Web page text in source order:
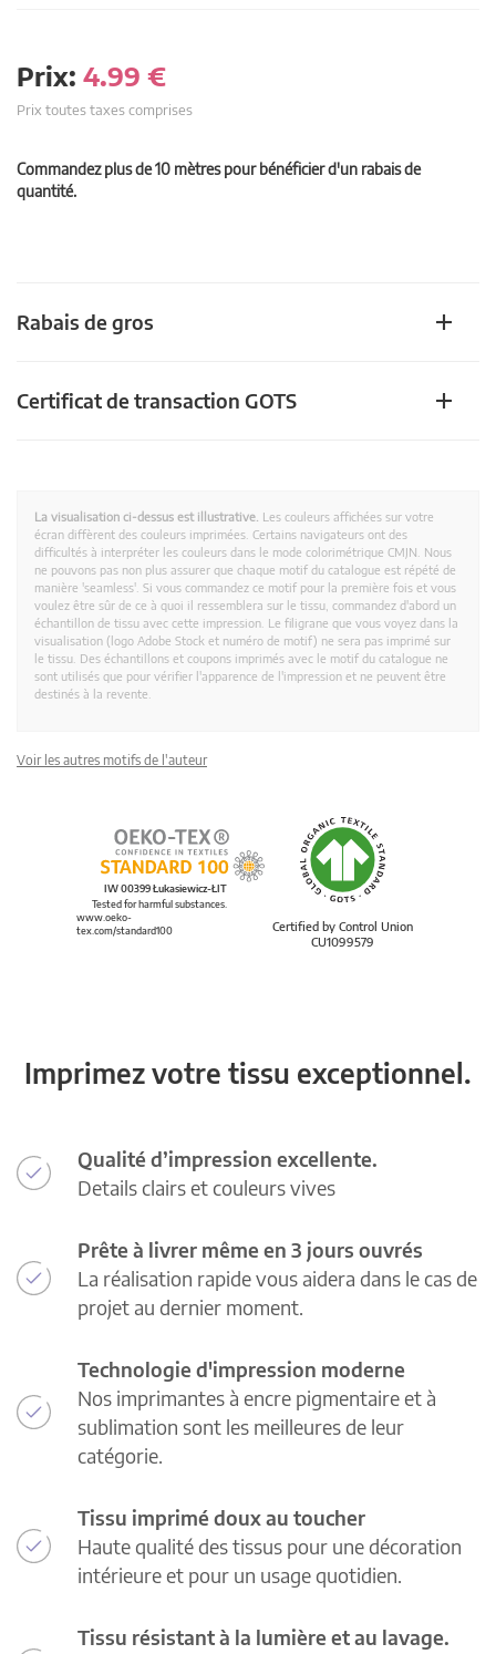
Prix: 4.99 €
Prix toutes taxes comprises
Commandez plus de 10 mètres pour bénéficier d'un rabais de
quantité.
Rabais de gros
Certificat de transaction GOTS
La visualisation ci-dessus est illustrative. Les couleurs affichées sur votre
écran diffèrent des couleurs imprimées. Certains navigateurs ont des
difficultés à interpréter les couleurs dans le mode colorimétrique CMJN. Nous
ne pouvons pas non plus assurer que chaque motif du catalogue est répété de
manière 'seamless'. Si vous commandez ce motif pour la première fois et vous
voulez être sûr de ce à quoi il ressemblera sur le tissu, commandez d'abord un
échantillon de tissu avec cette impression. Le filigrane que vous voyez dans la
visualisation (logo Adobe Stock et numéro de motif) ne sera pas imprimé sur
le tissu. Des échantillons et coupons imprimés avec le motif du catalogue ne
sont utilisés que pour vérifier l'apparence de l'impression et ne peuvent être
destinés à la revente.
Voir les autres motifs de l'auteur
Certified by Control Union
CU1099579
IW 00399 Łukasiewicz-ŁIT
Tested for harmful substances.
www.oeko-
tex.com/standard100
Imprimez votre tissu exceptionnel.
Qualité d’impression excellente.
Details clairs et couleurs vives
Prête à livrer même en 3 jours ouvrés
La réalisation rapide vous aidera dans le cas de
projet au dernier moment.
Technologie d'impression moderne
Nos imprimantes à encre pigmentaire et à
sublimation sont les meilleures de leur
catégorie.
Tissu imprimé doux au toucher
Haute qualité des tissus pour une décoration
intérieure et pour un usage quotidien.
Tissu résistant à la lumière et au lavage.